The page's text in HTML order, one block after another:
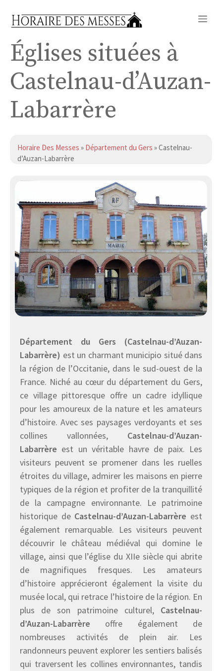
Églises situées à
Castelnau-d’Auzan-
Labarrère
Horaire Des Messes » Département du Gers » Castelnau-
d’Auzan-Labarrère
Département du Gers (Castelnau-d’Auzan-
Labarrère) est un charmant municipio situé dans
la région de l’Occitanie, dans le sud-ouest de la
France. Niché au cœur du département du Gers,
ce village pittoresque offre un cadre idyllique
pour les amoureux de la nature et les amateurs
d’histoire. Avec ses paysages verdoyants et ses
collines vallonnées, Castelnau-d’Auzan-
Labarrère est un véritable havre de paix. Les
visiteurs peuvent se promener dans les ruelles
étroites du village, admirer les maisons en pierre
typiques de la région et profiter de la tranquillité
de la campagne environnante. Le patrimoine
historique de Castelnau-d’Auzan-Labarrère est
également remarquable. Les visiteurs peuvent
découvrir le château médiéval qui domine le
village, ainsi que l’église du XIIe siècle qui abrite
de magnifiques fresques. Les amateurs
d’histoire apprécieront également la visite du
musée local, qui retrace l’histoire de la région. En
plus de son patrimoine culturel, Castelnau-
d’Auzan-Labarrère offre également de
nombreuses activités de plein air. Les
randonneurs peuvent explorer les sentiers balisés
qui traversent les collines environnantes, tandis